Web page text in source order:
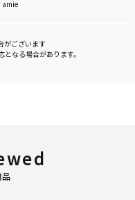
amie
がございます
なる場合があります。